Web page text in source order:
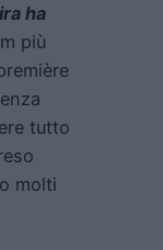
ha
più
tutto
molti